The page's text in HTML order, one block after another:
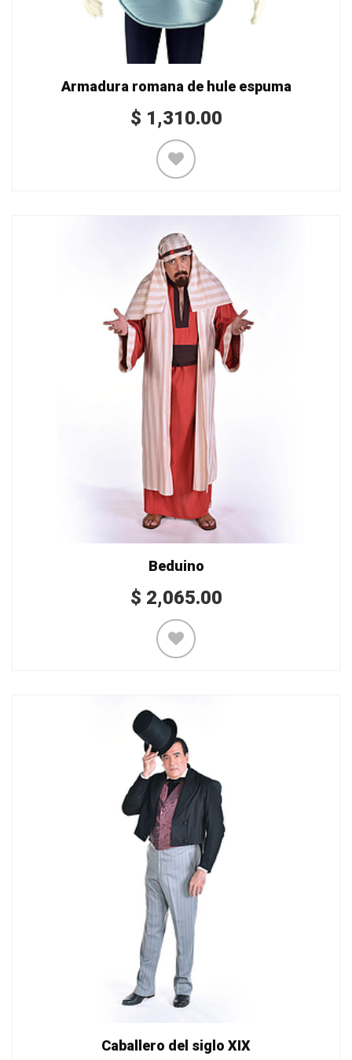
Armadura romana de hule espuma
$ 1,310.00
Beduino
$ 2,065.00
Caballero del siglo XIX